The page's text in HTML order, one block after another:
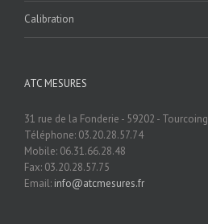
Calibration
ATC MESURES
31 rue de la Fonderie - 59202 - Tourcoing
Téléphone: 03.20.28.57.74
Mobile: 06.31.66.28.48
Fax: 03.20.28.57.75
Email: info@atcmesures.fr